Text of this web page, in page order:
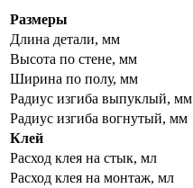
Размеры
Длина детали, мм
Высота по стене, мм
Ширина по полу, мм
Радиус изгиба выпуклый, мм
Радиус изгиба вогнутый, мм
Клей
Расход клея на стык, мл
Расход клея на монтаж, мл